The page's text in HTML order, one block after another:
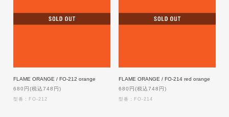
FLAME ORANGE / FO-212 orange
680円(税込748円)
型番：FO-212
FLAME ORANGE / FO-214 red orange
680円(税込748円)
型番：FO-214